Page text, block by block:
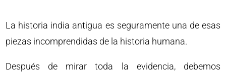
La historia india antigua es seguramente una de esas
piezas incomprendidas de la historia humana.
Después de mirar toda la evidencia, debemos